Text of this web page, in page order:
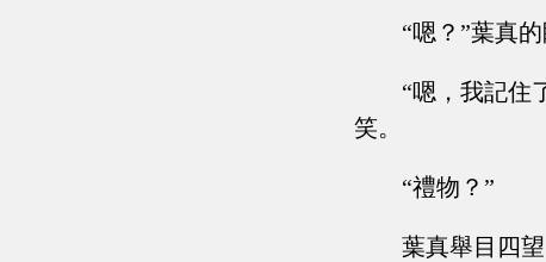
“嗯？”葉真
“嗯，我記住
笑。
“禮物？”
葉真舉目四